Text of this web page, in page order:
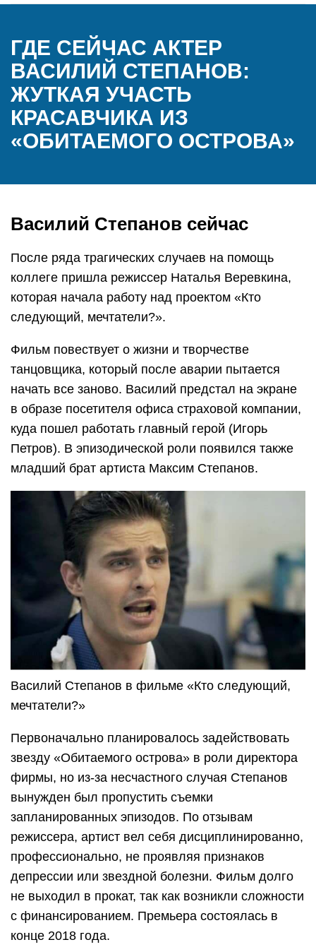
ГДЕ СЕЙЧАС АКТЕР
ВАСИЛИЙ СТЕПАНОВ:
ЖУТКАЯ УЧАСТЬ
КРАСАВЧИКА ИЗ
«ОБИТАЕМОГО ОСТРОВА»
Василий Степанов сейчас
После ряда трагических случаев на помощь
коллеге пришла режиссер Наталья Веревкина,
которая начала работу над проектом «Кто
следующий, мечтатели?».
Фильм повествует о жизни и творчестве
танцовщика, который после аварии пытается
начать все заново. Василий предстал на экране
в образе посетителя офиса страховой компании,
куда пошел работать главный герой (Игорь
Петров). В эпизодической роли появился также
младший брат артиста Максим Степанов.
Василий Степанов в фильме «Кто следующий,
мечтатели?»
Первоначально планировалось задействовать
звезду «Обитаемого острова» в роли директора
фирмы, но из-за несчастного случая Степанов
вынужден был пропустить съемки
запланированных эпизодов. По отзывам
режиссера, артист вел себя дисциплинированно,
профессионально, не проявляя признаков
депрессии или звездной болезни. Фильм долго
не выходил в прокат, так как возникли сложности
с финансированием. Премьера состоялась в
конце 2018 года.